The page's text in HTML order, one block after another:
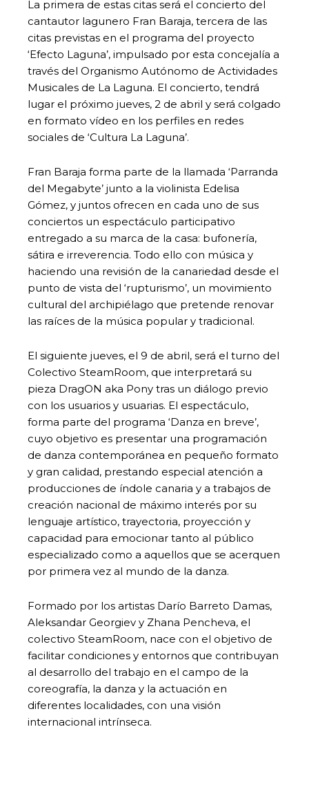
La primera de estas citas será el concierto del
cantautor lagunero Fran Baraja, tercera de las
citas previstas en el programa del proyecto
‘Efecto Laguna’, impulsado por esta concejalía a
través del Organismo Autónomo de Actividades
Musicales de La Laguna. El concierto, tendrá
lugar el próximo jueves, 2 de abril y será colgado
en formato vídeo en los perfiles en redes
sociales de ‘Cultura La Laguna’.
Fran Baraja forma parte de la llamada ‘Parranda
del Megabyte’ junto a la violinista Edelisa
Gómez, y juntos ofrecen en cada uno de sus
conciertos un espectáculo participativo
entregado a su marca de la casa: bufonería,
sátira e irreverencia. Todo ello con música y
haciendo una revisión de la canariedad desde el
punto de vista del ‘rupturismo’, un movimiento
cultural del archipiélago que pretende renovar
las raíces de la música popular y tradicional.
El siguiente jueves, el 9 de abril, será el turno del
Colectivo SteamRoom, que interpretará su
pieza DragON aka Pony tras un diálogo previo
con los usuarios y usuarias. El espectáculo,
forma parte del programa ‘Danza en breve’,
cuyo objetivo es presentar una programación
de danza contemporánea en pequeño formato
y gran calidad, prestando especial atención a
producciones de índole canaria y a trabajos de
creación nacional de máximo interés por su
lenguaje artístico, trayectoria, proyección y
capacidad para emocionar tanto al público
especializado como a aquellos que se acerquen
por primera vez al mundo de la danza.
Formado por los artistas Darío Barreto Damas,
Aleksandar Georgiev y Zhana Pencheva, el
colectivo SteamRoom, nace con el objetivo de
facilitar condiciones y entornos que contribuyan
al desarrollo del trabajo en el campo de la
coreografía, la danza y la actuación en
diferentes localidades, con una visión
internacional intrínseca.